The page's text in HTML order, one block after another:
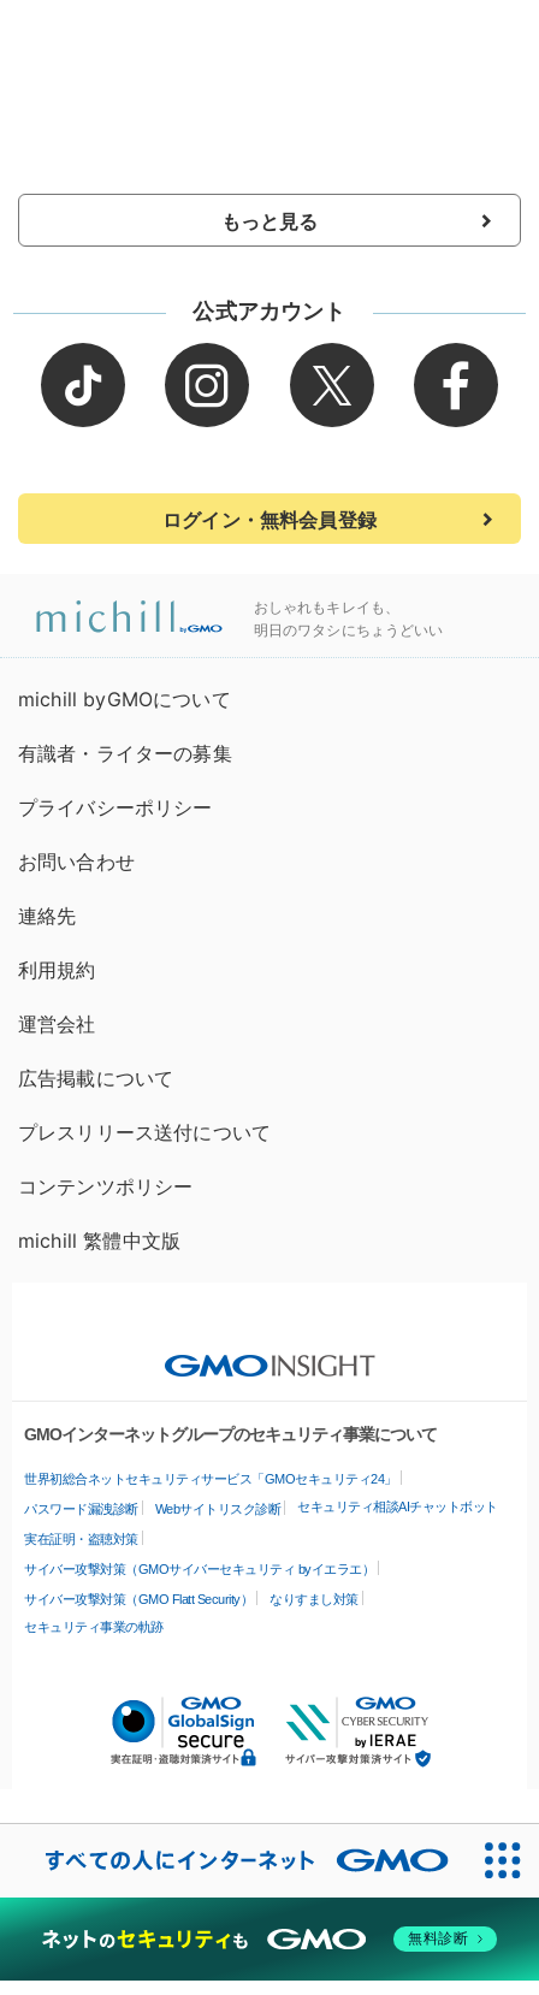
もっと見る
公式アカウント
ログイン・無料会員登録
おしゃれもキレイも、
明日のワタシにちょうどいい
michill byGMOについて
有識者・ライターの募集
プライバシーポリシー
お問い合わせ
連絡先
利用規約
運営会社
広告掲載について
プレスリリース送付について
コンテンツポリシー
michill 繁體中文版
GMOインターネットグループのセキュリティ事業について
世界初総合ネットセキュリティサービス「GMOセキュリティ24」
パスワード漏洩診断 Webサイトリスク診断 セキュリティ相談AIチャットボット
実在証明・盗聴対策
サイバー攻撃対策（GMOサイバーセキュリティ byイエラエ）
サイバー攻撃対策（GMO Flatt Security）
なりすまし対策
セキュリティ事業の軌跡
無料診断